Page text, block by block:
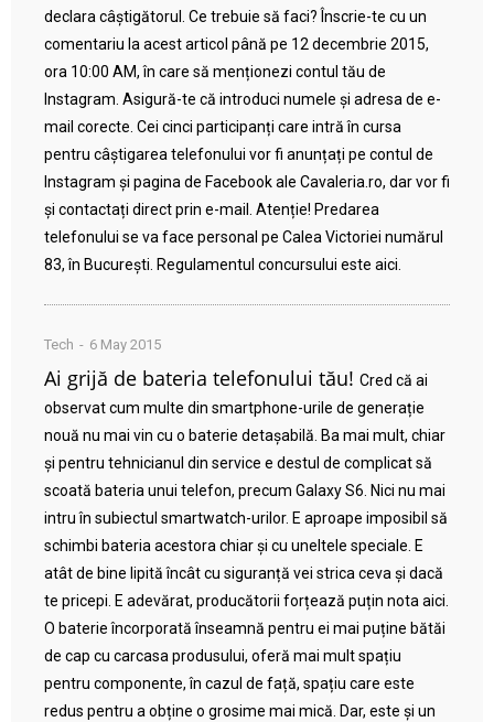
declara câștigătorul. Ce trebuie să faci? Înscrie-te cu un
comentariu la acest articol până pe 12 decembrie 2015,
ora 10:00 AM, în care să menționezi contul tău de
Instagram. Asigură-te că introduci numele și adresa de e-
mail corecte. Cei cinci participanți care intră în cursa
pentru câștigarea telefonului vor fi anunțați pe contul de
Instagram și pagina de Facebook ale Cavaleria.ro, dar vor fi
și contactați direct prin e-mail. Atenție! Predarea
telefonului se va face personal pe Calea Victoriei numărul
83, în București. Regulamentul concursului este aici.
Tech 6 May 2015
Ai grijă de bateria telefonului tău! Cred că ai
observat cum multe din smartphone-urile de generație
nouă nu mai vin cu o baterie detașabilă. Ba mai mult, chiar
și pentru tehnicianul din service e destul de complicat să
scoată bateria unui telefon, precum Galaxy S6. Nici nu mai
intru în subiectul smartwatch-urilor. E aproape imposibil să
schimbi bateria acestora chiar și cu uneltele speciale. E
atât de bine lipită încât cu siguranță vei strica ceva și dacă
te pricepi. E adevărat, producătorii forțează puțin nota aici.
O baterie încorporată înseamnă pentru ei mai puține bătăi
de cap cu carcasa produsului, oferă mai mult spațiu
pentru componente, în cazul de față, spațiu care este
redus pentru a obține o grosime mai mică. Dar, este și un